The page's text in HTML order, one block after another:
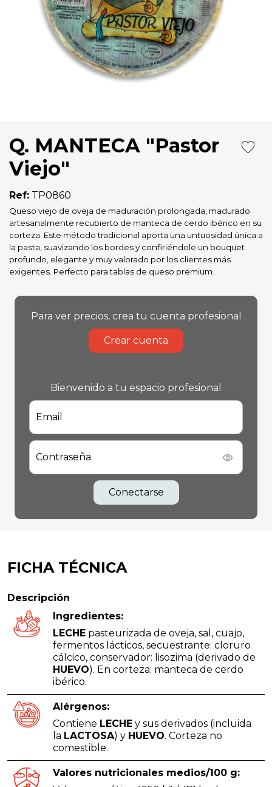
Q. MANTECA "Pastor
Viejo"
Ref: TP0860
Queso viejo de oveja de maduración prolongada, madurado
artesanalmente recubierto de manteca de cerdo ibérico en su
corteza. Este método tradicional aporta una untuosidad única a
la pasta, suavizando los bordes y confiriéndole un bouquet
profundo, elegante y muy valorado por los clientes más
exigentes. Perfecto para tablas de queso premium.
Para ver precios, crea tu cuenta profesional
Crear cuenta
Bienvenido a tu espacio profesional
Email
Contraseña
Conectarse
FICHA TÉCNICA
Descripción
Ingredientes:
LECHE pasteurizada de oveja, sal, cuajo,
fermentos lácticos, secuestrante: cloruro
cálcico, conservador: lisozima (derivado de
HUEVO). En corteza: manteca de cerdo
ibérico.
Alérgenos:
Contiene LECHE y sus derivados (incluida
la LACTOSA) y HUEVO. Corteza no
comestible.
Valores nutricionales medios/100 g: